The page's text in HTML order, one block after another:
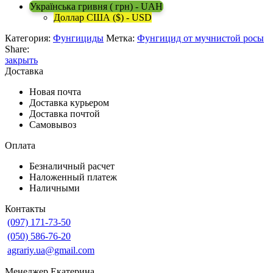
Українська гривня ( грн) - UAH
Доллар США ($) - USD
Категория: Фунгициды Метка: Фунгицид от мучнистой росы
Share:
закрыть
Доставка
Новая почта
Доставка курьером
Доставка почтой
Самовывоз
Оплата
Безналичный расчет
Наложенный платеж
Наличными
Контакты
(097) 171-73-50
(050) 586-76-20
agrariy.ua@gmail.com